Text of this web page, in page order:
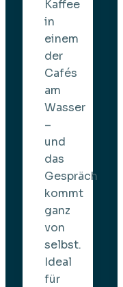
Kaffee
in
einem
der
Cafés
am
Wasser
–
und
das
Gespräch
kommt
ganz
von
selbst.
Ideal
für